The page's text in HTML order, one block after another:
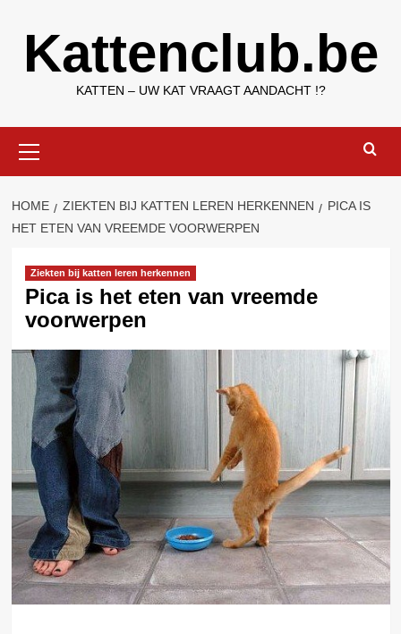
inhoudKattenclub.be
KATTEN – UW KAT VRAAGT AANDACHT !?
menu
HOME ZIEKTEN BIJ KATTEN LEREN HERKENNEN
PICA IS
HET ETEN VAN VREEMDE VOORWERPEN
Ziekten bij katten leren herkennen
Pica is het eten van vreemde
voorwerpen